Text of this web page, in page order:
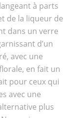
à parts
de la liqueur de
dans un verre
d’un
avec une
en fait un
pour ceux qui
avec une
plus